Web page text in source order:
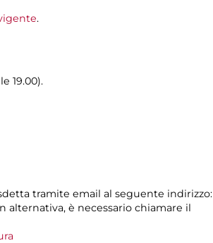
.
19.00).
tramite email al seguente indirizzo:
alternativa, è necessario chiamare il